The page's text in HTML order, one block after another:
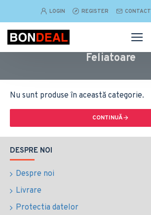
LOGIN REGISTER CONTACT
Feliatoare
Nu sunt produse în această categorie.
CONTINUĂ
DESPRE NOI
Despre noi
Livrare
Protectia datelor